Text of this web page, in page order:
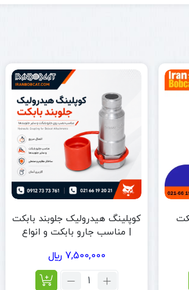
کوپلینگ هیدرولیک جلوبند بابکت
| مناسب جارو بابکت و انواع
7,500,000 ﷼
تعداد: